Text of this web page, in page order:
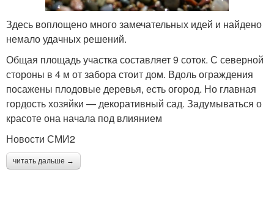
Здесь воплощено много замечательных идей и найдено
немало удачных решений.
Общая площадь участка составляет 9 соток. С северной
стороны в 4 м от забора стоит дом. Вдоль ограждения
посажены плодовые деревья, есть огород. Но главная
гордость хозяйки — декоративный сад. Задумываться о
красоте она начала под влиянием
Новости СМИ2
читать дальше →